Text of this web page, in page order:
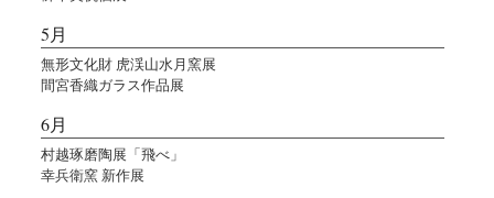
5月
無形文化財 虎渓山水月窯展
間宮香織ガラス作品展
6月
村越琢磨陶展「飛べ」
幸兵衛窯 新作展